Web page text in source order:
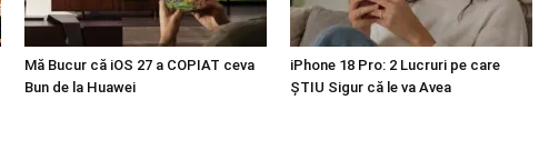
Mă Bucur că iOS 27 a COPIAT ceva
Bun de la Huawei
iPhone 18 Pro: 2 Lucruri pe care
ȘTIU Sigur că le va Avea